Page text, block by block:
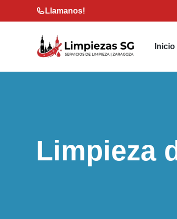
al
Llamanos!
Inicio
Limpieza